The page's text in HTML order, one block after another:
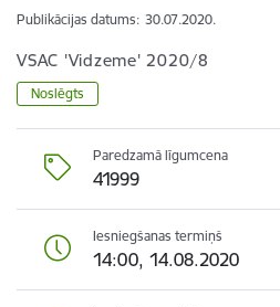
Publikācijas datums: 30.07.2020.
VSAC 'Vidzeme' 2020/8
Noslēgts
Paredzamā līgumcena
41999
Iesniegšanas termiņš
14:00, 14.08.2020